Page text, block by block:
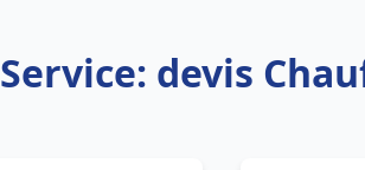
Service: devis